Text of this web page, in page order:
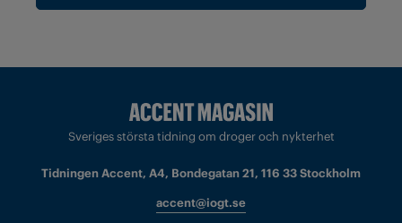
Sveriges största tidning om droger och nykterhet
Tidningen Accent, A4, Bondegatan 21, 116 33 Stockholm
accent@iogt.se